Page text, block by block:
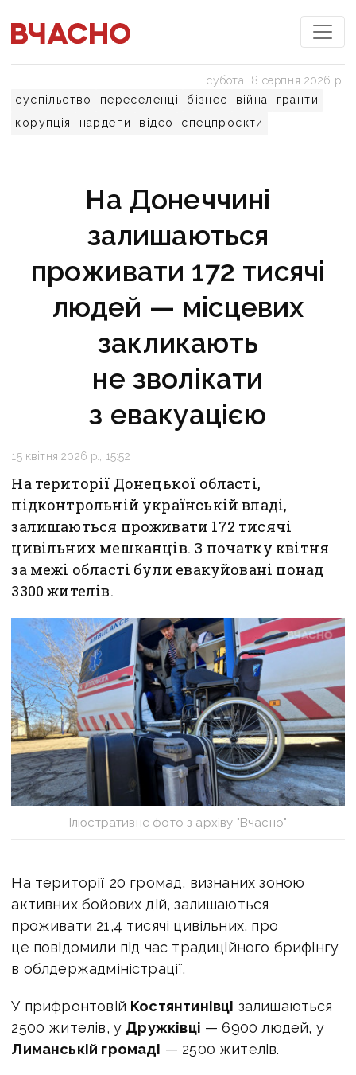
суспільство переселенці бізнес війна
гранти
корупція
нардепи відео спецпроєкти
субота, 8 серпня 2026 р.
На Донеччині
залишаються
проживати 172 тисячі
людей — місцевих
закликають
не зволікати
з евакуацією
15 квітня 2026 р., 15:52
На території Донецької області,
підконтрольній українській владі,
залишаються проживати 172 тисячі
цивільних мешканців. З початку квітня
за межі області були евакуйовані понад
3300 жителів.
Ілюстративне фото з архіву "Вчасно"
На території 20 громад, визнаних зоною
активних бойових дій, залишаються
проживати 21,4 тисячі цивільних, про
це повідомили під час традиційного брифінгу
в облдержадміністрації.
У прифронтовій Костянтинівці залишаються
2500 жителів, у Дружківці — 6900 людей, у
Лиманській громаді — 2500 жителів.